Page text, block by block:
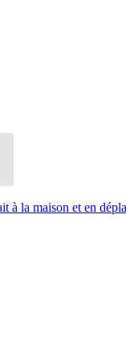
à la maison et en